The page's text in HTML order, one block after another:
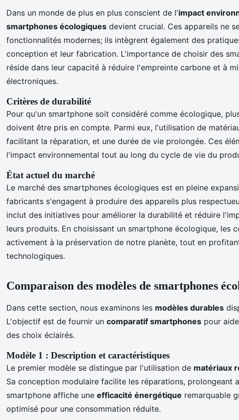
Dans un monde de plus en plus conscient de l'impact
smartphones écologiques devient crucial. Ces appareils ne
fonctionnalités modernes; ils intègrent également des
conception et leur fabrication. L'importance de choisir des
réside dans leur capacité à réduire l'empreinte carbone et à
électroniques.
Critères de durabilité
Pour qu'un smartphone soit considéré comme écologique,
doivent être pris en compte. Parmi eux, l'utilisation de
facilitant la réparation, et une durée de vie prolongée. Ces
l'impact environnemental tout au long du cycle de vie du
État actuel du marché
Le marché des smartphones écologiques est en pleine
fabricants s'engagent à produire des appareils plus
inclut des initiatives pour améliorer la durabilité et réduire
leurs produits. En choisissant un smartphone écologique, les
activement à la préservation de notre planète, tout en
technologiques.
Comparaison des modèles de smartphones
Dans cette section, nous examinons les modèles durables
L'objectif est de fournir un comparatif smartphones pour
des choix éclairés.
Modèle 1 : Description et caractéristiques
Le premier modèle se distingue par l'utilisation de matériaux
Sa conception modulaire facilite les réparations, prolongeant
smartphone affiche une efficacité énergétique remarquable
optimisé pour une consommation réduite.